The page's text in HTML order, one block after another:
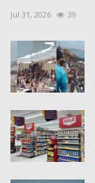
Jul 31, 2026 39